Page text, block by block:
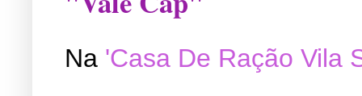
Na 'Casa De Ração Vila